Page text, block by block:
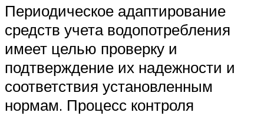
Периодическое адаптирование
средств учета водопотребления
имеет целью проверку и
подтверждение их надежности и
соответствия установленным
нормам. Процесс контроля